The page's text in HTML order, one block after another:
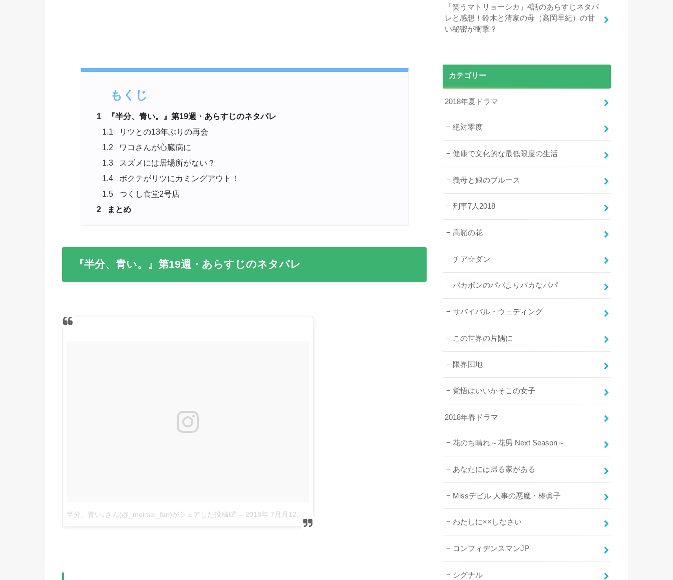
もくじ
1
『半分、青い。』第19週・あらすじのネタバレ
1.1
リツとの13年ぶりの再会
1.2
ワコさんが心臓病に
1.3
スズメには居場所がない？
1.4
ボクテがリツにカミングアウト！
1.5
つくし食堂2号店
2
まとめ
『半分、青い。』第19週・あらすじのネタバレ
半分、青い｡さん(@_meimei_fan)がシェアした投稿 – 2018年 7月月12日午前7時53分PDT
「笑うマトリョーシカ」4話のあらすじネタバ
レと感想！鈴木と清家の母（高岡早紀）の甘
い秘密が衝撃？
カテゴリー
2018年夏ドラマ
絶対零度
健康で文化的な最低限度の生活
義母と娘のブルース
刑事7人2018
高嶺の花
チア☆ダン
バカボンのパパよりバカなパパ
サバイバル・ウェディング
この世界の片隅に
限界団地
覚悟はいいかそこの女子
2018年春ドラマ
花のち晴れ～花男 Next Season～
あなたには帰る家がある
Missデビル 人事の悪魔・椿眞子
わたしに××しなさい
コンフィデンスマンJP
シグナル